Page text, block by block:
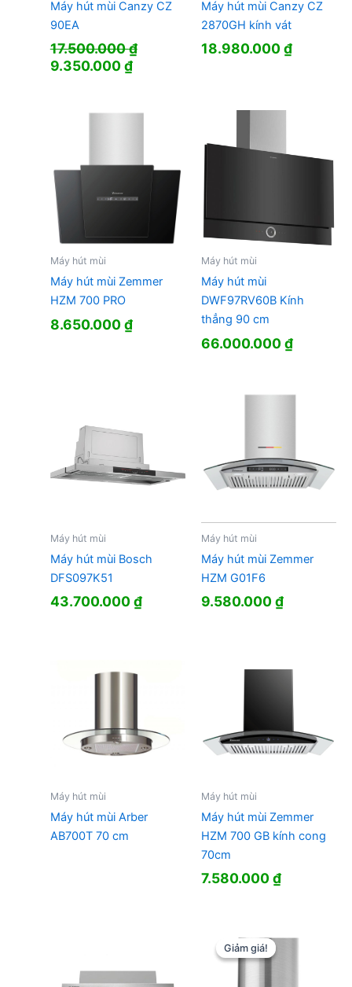
Máy hút mùi Canzy CZ
90EA
17.500.000₫
Giá
17.500.000 ₫.
9.350.000₫Giá
là:
Máy hút mùi Canzy CZ
2870GH kính vát
18.980.000₫
Máy hút mùi
Máy hút mùi Zemmer
HZM 700 PRO
8.650.000₫
Máy hút mùi
Máy hút mùi
DWF97RV60B Kính
thẳng 90 cm
66.000.000₫
Máy hút mùi
Máy hút mùi Bosch
DFS097K51
43.700.000₫
Máy hút mùi
Máy hút mùi Zemmer
HZM G01F6
9.580.000₫
Máy hút mùi
Máy hút mùi Arber
AB700T 70 cm
Máy hút mùi
Máy hút mùi Zemmer
HZM 700 GB kính cong
70cm
7.580.000₫
Giảm giá!
Giảm giá!